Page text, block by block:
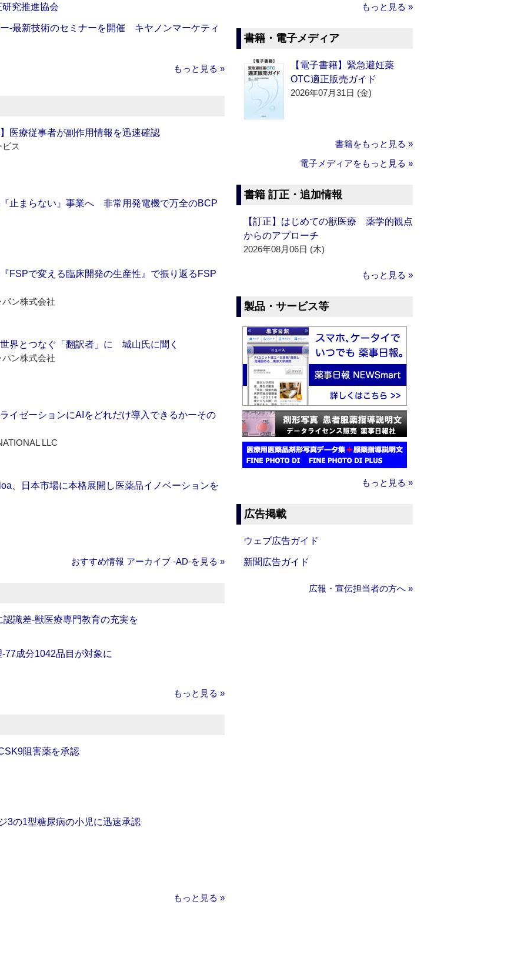
究推進協会
‐最新技術のセミナーを開催 キヤノンマーケティ
もっと見る »
医療従事者が副作用情報を迅速確認
ス
『止まらない』事業へ 非常用発電機で万全のBCP
FSPで変える臨床開発の生産性』で振り返るFSP
ン株式会社
世界とつなぐ「翻訳者」に 城山氏に聞く
ン株式会社
イゼーションにAIをどれだけ導入できるかーその
LLC
、日本市場に本格展開し医薬品イノベーションを
おすすめ情報 アーカイブ ‐AD‐を見る »
識差‐獣医療専門教育の充実を
成分1042品目が対象に
もっと見る »
阻害薬を承認
3の1型糖尿病の小児に迅速承認
もっと見る »
もっと見る »
書籍・電子メディア
【電子書籍】緊急避妊薬
OTC適正販売ガイド
2026年07月31日 (金)
書籍をもっと見る »
電子メディアをもっと見る »
書籍 訂正・追加情報
【訂正】はじめての獣医療 薬学的観点
からのアプローチ
2026年08月06日 (木)
もっと見る »
製品・サービス等
もっと見る »
広告掲載
ウェブ広告ガイド
新聞広告ガイド
広報・宣伝担当者の方へ »